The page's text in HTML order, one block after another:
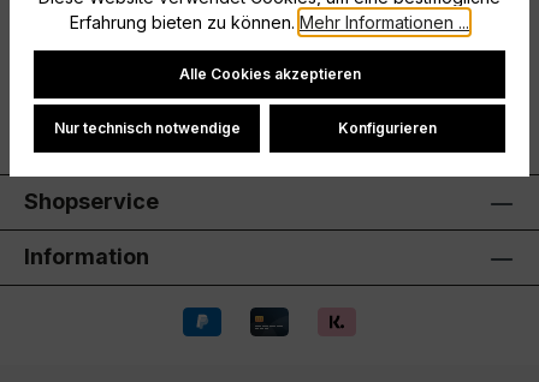
Hersteller
Shopservice
Information
Erfahrung bieten zu können. Mehr Informationen ...
Cookie-Einstellungen
Alle Cookies akzeptieren
Nur technisch notwendige Konfigurieren